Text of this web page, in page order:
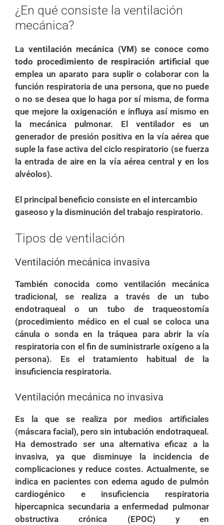
¿En qué consiste la ventilación
mecánica?
La ventilación mecánica (VM) se conoce como
todo procedimiento de respiración artificial
que
emplea un aparato para suplir o colaborar con la
función respiratoria de una persona, que no puede
o no se desea que lo haga por sí misma, de forma
que mejore la oxigenación e influya así mismo en
la mecánica pulmonar. El ventilador es un
generador de presión positiva en la vía aérea que
suple la fase activa del ciclo respiratorio (se fuerza
la entrada de aire en la vía aérea central y en los
alvéolos).
El principal beneficio consiste en el intercambio
gaseoso y la disminución del trabajo respiratorio.
Tipos de ventilación
Ventilación mecánica invasiva
También conocida como ventilación mecánica
tradicional, se realiza a través de un tubo
endotraqueal o un tubo de traqueostomía
(procedimiento médico en el cual se coloca una
cánula o sonda en la tráquea para abrir la vía
respiratoria con el fin de suministrarle oxígeno a la
persona). Es el tratamiento habitual de la
insuficiencia respiratoria.
Ventilación mecánica no invasiva
Es la que se realiza por medios artificiales
(máscara facial), pero sin intubación endotraqueal.
Ha demostrado ser una alternativa eficaz a la
invasiva, ya que disminuye la incidencia de
complicaciones y reduce costes. Actualmente, se
indica en pacientes con edema agudo de pulmón
cardiogénico e insuficiencia respiratoria
hipercapnica secundaria a enfermedad pulmonar
obstructiva crónica (EPOC) y en